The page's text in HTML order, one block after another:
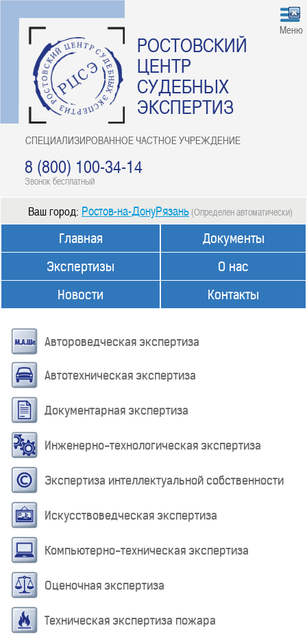
РОСТОВСКИЙ
ЦЕНТР
СУДЕБНЫХ
ЭКСПЕРТИЗ
СПЕЦИАЛИЗИРОВАННОЕ ЧАСТНОЕ УЧРЕЖДЕНИЕ
8 (800) 100-34-14
Звонок бесплатный
Меню
Ваш город: Ростов-на-ДонуРязань (Определен автоматически)
Главная
Экспертизы
Новости
Документы
О нас
Контакты
Автороведческая экспертиза
Автотехническая экспертиза
Документарная экспертиза
Инженерно-технологическая экспертиза
Экспертиза интеллектуальной собственности
Искусствоведческая экспертиза
Компьютерно-техническая экспертиза
Оценочная экспертиза
Техническая экспертиза пожара